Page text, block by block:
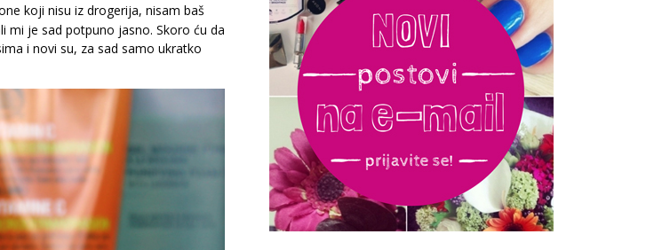
koji nisu iz drogerija, nisam baš
mi je sad potpuno jasno. Skoro ću da
i novi su, za sad samo ukratko